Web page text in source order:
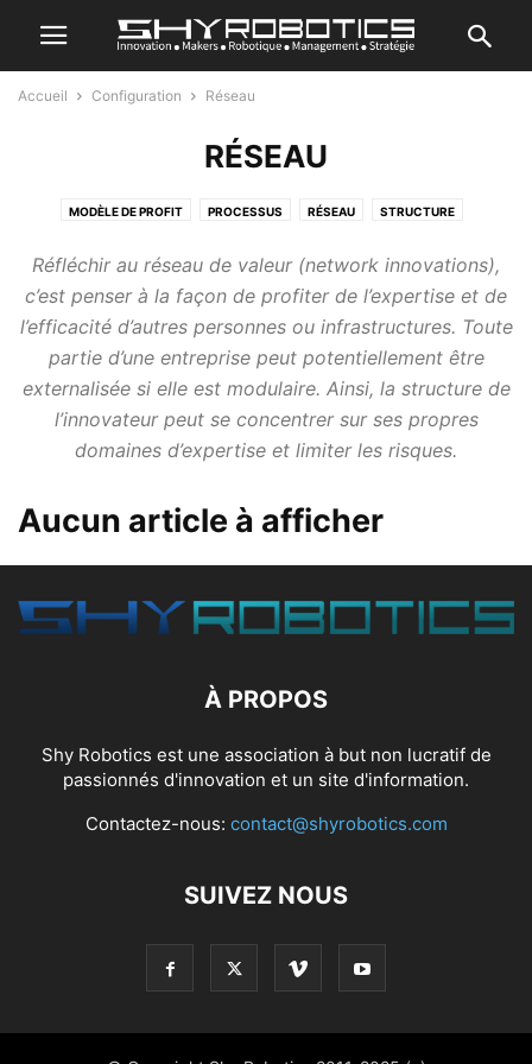
Accueil Configuration Réseau
RÉSEAU
MODÈLE DE PROFIT PROCESSUS RÉSEAU STRUCTURE
Réfléchir au réseau de valeur (network innovations),
c’est penser à la façon de profiter de l’expertise et de
l’efficacité d’autres personnes ou infrastructures. Toute
partie d’une entreprise peut potentiellement être
externalisée si elle est modulaire. Ainsi, la structure de
l’innovateur peut se concentrer sur ses propres
domaines d’expertise et limiter les risques.
Aucun article à afficher
À PROPOS
Shy Robotics est une association à but non lucratif de
passionnés d'innovation et un site d'information.
Contactez-nous: contact@shyrobotics.com
SUIVEZ NOUS